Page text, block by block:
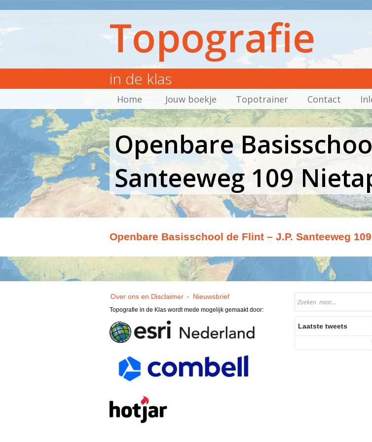
Topografie
in de klas
Home Jouw boekje Topotrainer Contact
Openbare
Santeeweg 109
Openbare Basisschool de Flint – J.P. Santeeweg
Over ons en Disclaimer · Nieuwsbrief
Topografie in de Klas wordt mede mogelijk gemaakt door:
Laatste tweets